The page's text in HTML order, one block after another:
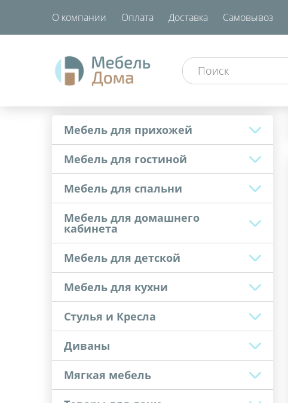
О компании Оплата Доставка Самовывоз
Мебель для прихожей
Мебель для гостиной
Мебель для спальни
Мебель для домашнего
кабинета
Мебель для детской
Мебель для кухни
Стулья и Кресла
Диваны
Мягкая мебель